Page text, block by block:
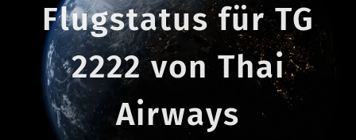
Flugstatus für TG
2222 von Thai
Airways